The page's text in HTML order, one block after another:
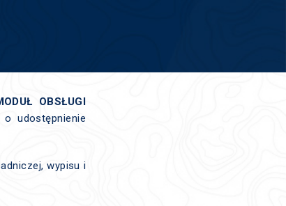
OBSŁUGI
udostępnienie
wypisu i